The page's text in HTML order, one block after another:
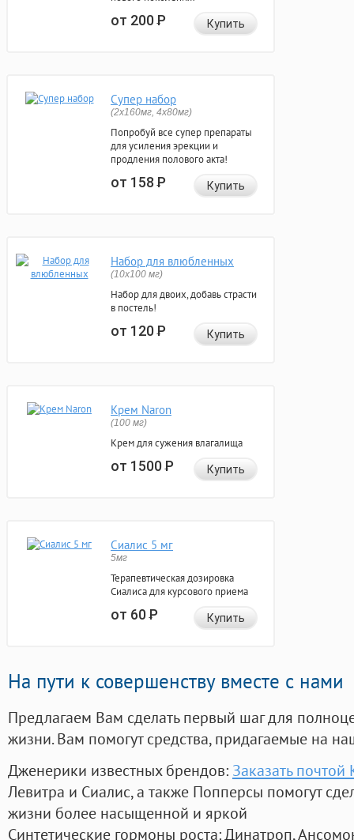
от 200Р Купить
Супер набор
(2х160мг, 4х80мг)
Попробуй все супер препараты
для усиления эрекции и
продления полового акта!
от 158Р Купить
Набор для влюбленных
(10х100 мг)
Набор для двоих, добавь страсти
в постель!
от 120Р Купить
Крем Naron
(100 мг)
Крем для сужения влагалища
от 1500Р Купить
Сиалис 5 мг
5мг
Терапевтическая дозировка
Сиалиса для курсового приема
от 60Р Купить
На пути к совершенству вместе с нами
Предлагаем Вам сделать первый шаг для
жизни. Вам помогут средства, придагаемые на
Дженерики известных брендов: Заказать
Левитра и Сиалис, а также Попперсы помогут
жизни более насыщенной и яркой
Синтетические гормоны роста: Динатроп,